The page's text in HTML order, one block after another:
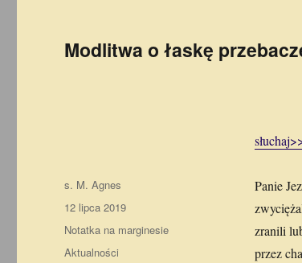
Modlitwa o łaskę
Panie
zranili
przez
Autor
s. M. Agnes
Data
publikacji
12 lipca 2019
Format
Notatka na marginesie
Kategorie
Aktualności